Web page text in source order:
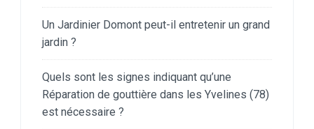
Un Jardinier Domont peut-il entretenir un grand
jardin ?
Quels sont les signes indiquant qu’une
Réparation de gouttière dans les Yvelines (78)
est nécessaire ?